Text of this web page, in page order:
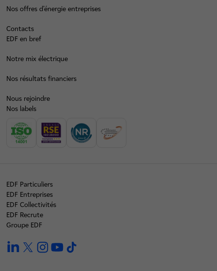
Nos offres d’énergie entreprises
Contacts
EDF en bref
Notre mix électrique
Nos résultats financiers
Nous rejoindre
Nos labels
EDF Particuliers
EDF Entreprises
EDF Collectivités
EDF Recrute
Groupe EDF
linkedintwitterinstagramyoutube